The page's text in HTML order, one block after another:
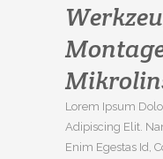
Lorem Ipsum
Adipiscing Elit.
Enim Egestas Id,